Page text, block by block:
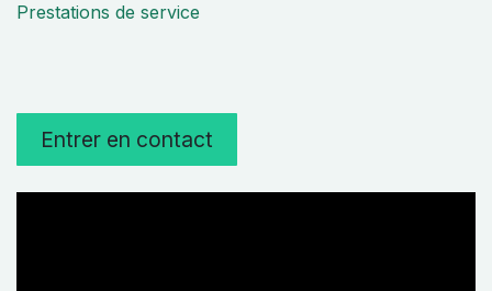
Prestations de service
Entrer en contact